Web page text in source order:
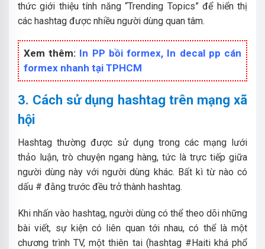
thức giới thiệu tính năng “Trending Topics” để hiển thị
các hashtag được nhiều người dùng quan tâm.
Xem thêm: In PP bồi formex, In decal pp cán
formex nhanh tại TPHCM
3. Cách sử dụng hashtag trên mạng xã
hội
Hashtag thường được sử dụng trong các mạng lưới
thảo luận, trò chuyện ngang hàng, tức là trực tiếp giữa
người dùng này với người dùng khác. Bất kì từ nào có
dấu # đằng trước đều trở thành hashtag.
Khi nhấn vào hashtag, người dùng có thể theo dõi những
bài viết, sự kiện có liên quan tới nhau, có thể là một
chương trình TV, một thiên tai (hashtag #Haiti khá phổ